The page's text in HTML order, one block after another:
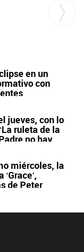
en un
con
jueves, con lo
ruleta de la
no hay
miércoles, la
de Peter